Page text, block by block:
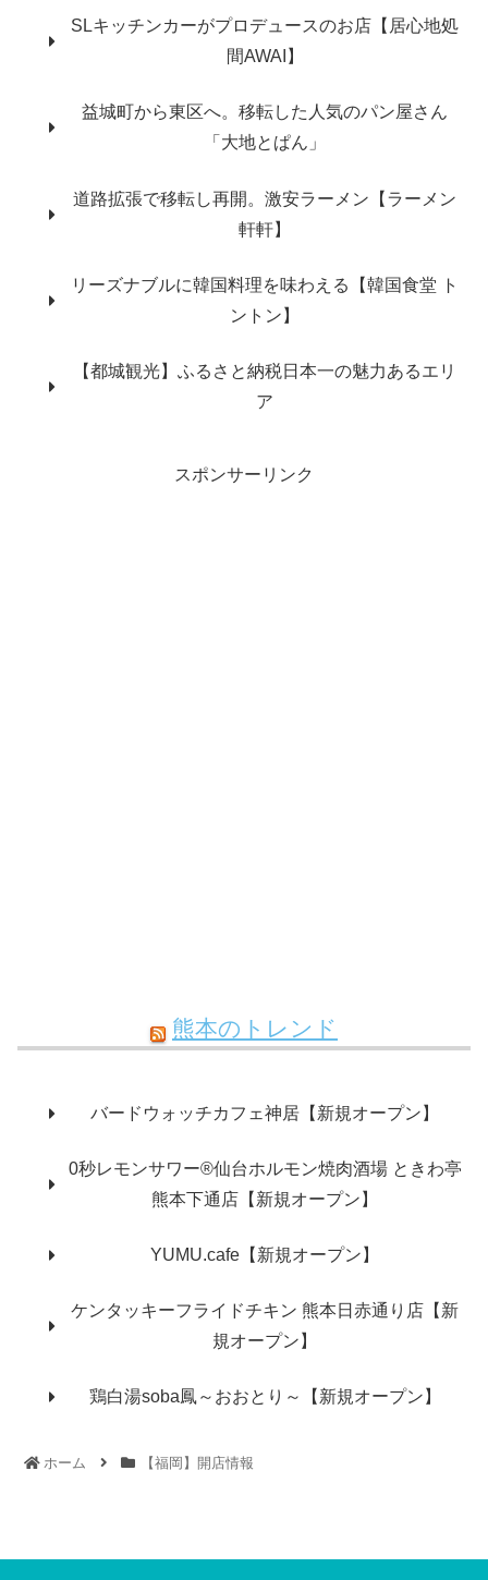
SLキッチンカーがプロデュースのお店【居心地処
間AWAI】
益城町から東区へ。移転した人気のパン屋さん
「大地とぱん」
道路拡張で移転し再開。激安ラーメン【ラーメン
軒軒】
リーズナブルに韓国料理を味わえる【韓国食堂 ト
ントン】
【都城観光】ふるさと納税日本一の魅力あるエリ
ア
スポンサーリンク
熊本のトレンド
バードウォッチカフェ神居【新規オープン】
0秒レモンサワー®仙台ホルモン焼肉酒場 ときわ亭
熊本下通店【新規オープン】
YUMU.cafe【新規オープン】
ケンタッキーフライドチキン 熊本日赤通り店【新
規オープン】
鶏白湯soba鳳～おおとり～【新規オープン】
ホーム 【福岡】開店情報